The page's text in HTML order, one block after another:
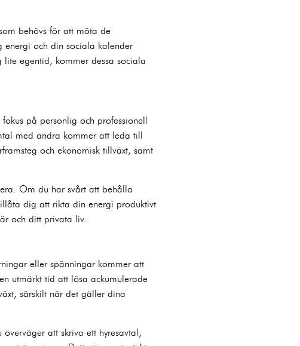
behövs för att möta de
och din sociala kalender
egentid, kommer dessa sociala
på personlig och professionell
med andra kommer att leda till
och ekonomisk tillväxt, samt
Om du har svårt att behålla
dig att rikta din energi produktivt
och ditt privata liv.
eller spänningar kommer att
utmärkt tid att lösa ackumulerade
särskilt när det gäller dina
att skriva ett hyresavtal,